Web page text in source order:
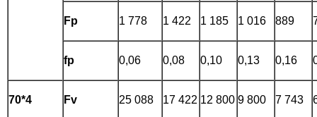
Fp 1 778 1 422 1 185 1 016 889
fp 0,06 0,08 0,10 0,13 0,16
70*4 Fv 25 088 17 422 12 800 9 800 7 743